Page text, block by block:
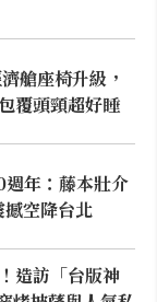
艙座椅升級，
覆頭頸超好睡
年：藤本壯介
空降台北
造訪「台版神